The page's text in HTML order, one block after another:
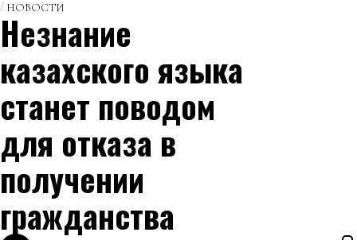
НОВОСТИ
Незнание
казахского языка
станет поводом
для отказа в
получении
гражданства